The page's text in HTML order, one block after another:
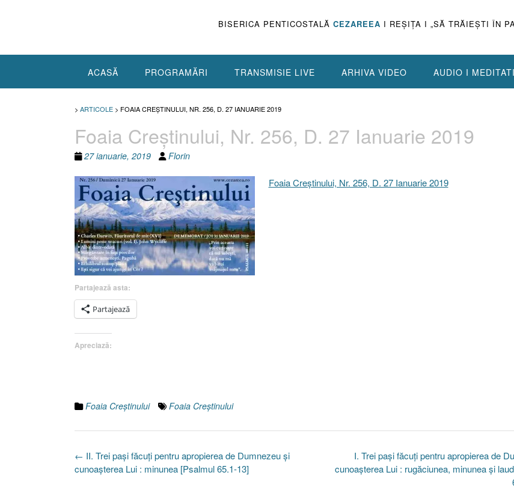
BISERICA PENTICOSTALĂ CEZAREEA I REŞIŢA I „SĂ TRĂIEŞTI ÎN
ACASĂ PROGRAMĂRI TRANSMISIE LIVE ARHIVA VIDEO AUDIO I
> ARTICOLE > FOAIA CREŞTINULUI, NR. 256, D. 27 IANUARIE 2019
Foaia Creştinului, Nr. 256, D. 27 Ianuarie 2019
27 ianuarie, 2019 Florin
Foaia Creştinului, Nr. 256, D. 27 Ianuarie 2019
Partajează asta:
Partajează
Apreciază:
Foaia Creştinului Foaia Creştinului
Post
navigation
I. Trei paşi făcuţi pentru apropierea de
cunoaşterea Lui : rugăciunea, minunea şi
← II. Trei paşi făcuţi pentru apropierea de Dumnezeu şi
cunoaşterea Lui : minunea [Psalmul 65.1-13]